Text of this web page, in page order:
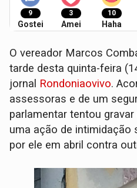
9
Gostei
3
Amei
10
Haha
O vereador Marcos
tarde desta quinta-feira
jornal Rondoniaovivo.
assessoras e de um
parlamentar tentou
uma ação de intimidação
por ele em abril contra